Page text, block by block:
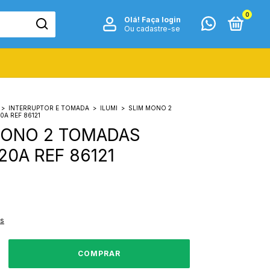
Olá! Faça login
Ou cadastre-se
0
> INTERRUPTOR E TOMADA > ILUMI > SLIM MONO 2
REF 86121
2 TOMADAS
REF 86121